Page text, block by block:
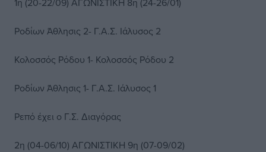
Ροδίων Άθλησις 2- Γ.Α.Σ. Ιάλυσος 2
Κολοσσός Ρόδου 1- Κολοσσός Ρόδου 2
Ροδίων Άθλησις 1- Γ.Α.Σ. Ιάλυσος 1
Ρεπό έχει ο Γ.Σ. Διαγόρας
2η (04-06/10) ΑΓΩΝΙΣΤΙΚΗ 9η (07-09/02)